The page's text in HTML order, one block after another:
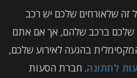
זה שלאורחים שלכם יש רכב
שלכם ברכב שלהם, אך אם אתם
בהגעה לאירוע שלכם,
לחתונה. חברת הסעות